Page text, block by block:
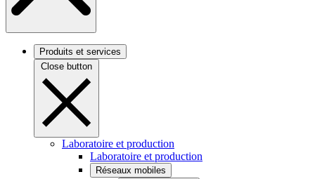
Produits et services
Close button
Laboratoire et production
Laboratoire et production
Réseaux mobiles